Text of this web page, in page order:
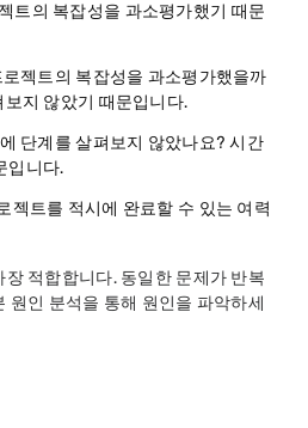
트의 복잡성을 과소평가했기 때문
젝트의 복잡성을 과소평가했을까
지 않았기 때문입니다.
단계를 살펴보지 않았나요? 시간
입니다.
젝트를 적시에 완료할 수 있는 여력
장 적합합니다. 동일한 문제가 반복
원인 분석을 통해 원인을 파악하세